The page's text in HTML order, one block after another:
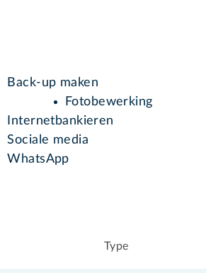
Back-up maken
Fotobewerking
Internetbankieren
Sociale media
WhatsApp
Type